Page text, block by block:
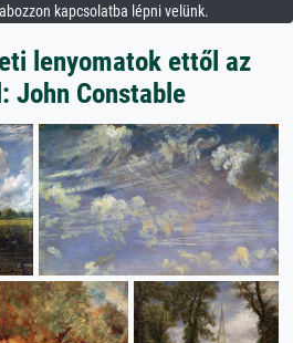
kapcsolatba lépni velünk.
lenyomatok ettől az
John Constable